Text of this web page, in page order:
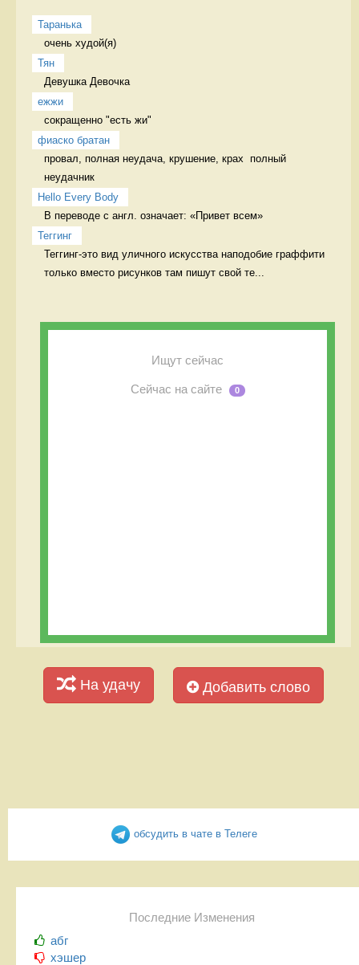
Таранька
очень худой(я)
Тян
Девушка Девочка
ежжи
сокращенно "есть жи"
фиаско братан
провал, полная неудача, крушение, крах  полный
неудачник
Hello Every Body
В переводе с англ. означает: «Привет всем»
Теггинг
Теггинг-это вид уличного искусства наподобие граффити
только вместо рисунков там пишут свой те...
Ищут сейчас
Сейчас на сайте 0
На удачу Добавить слово
обсудить в чате в Телеге
Последние Изменения
абг
хэшер